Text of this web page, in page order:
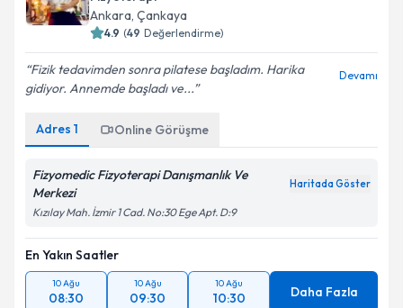
Ankara, Çankaya
4.9 (49 Değerlendirme)
Fizik tedavimden sonra pilatese başladım. Harika
gidiyor. Annemde başladı ve...
Devamı
Adres 1 Online Görüşme
Fizyomedic Fizyoterapi Danışmanlık Ve
Merkezi
Haritada Göster
Kızılay Mah. İzmir 1 Cad. No:30 Ege Apt. D:9
En Yakın Saatler
10 Ağu
08:30
10 Ağu
09:30
10 Ağu
10:30 Daha Fazla